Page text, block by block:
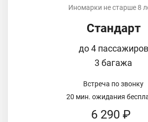
Иномарки не старше 8
Стандарт
до 4 пассажиров
3 багажа
Встреча по звонку
20 мин. ожидания
6 290 ₽